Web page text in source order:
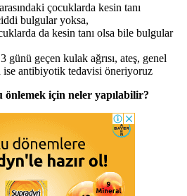
çocuklarda kesin tanı
bulgular yoksa,
da kesin tanı olsa bile bulgular
günü geçen kulak ağrısı, ateş, genel
antibiyotik tedavisi öneriyoruz
için neler yapılabilir?